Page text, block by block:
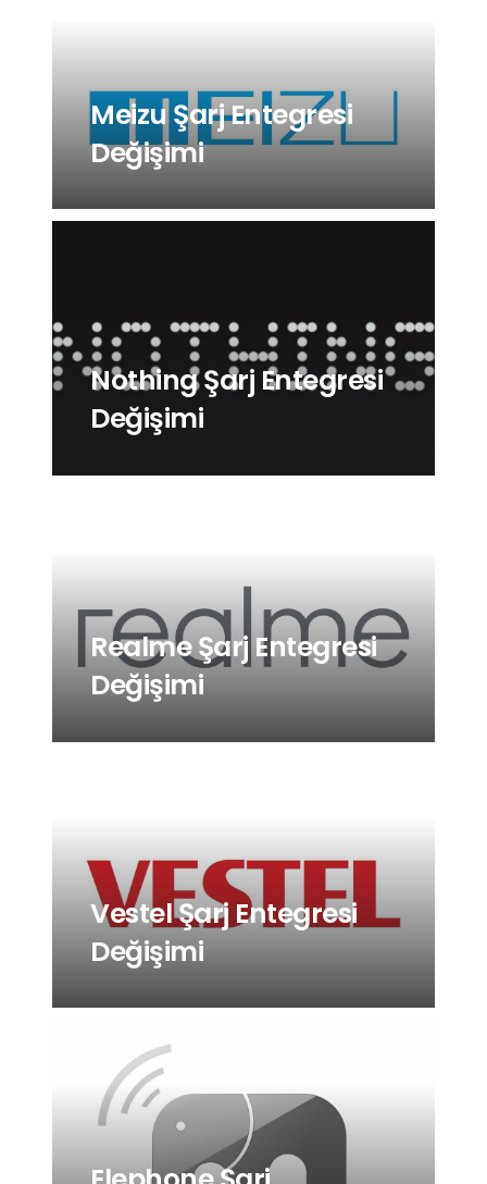
Meizu Şarj Entegresi
Değişimi
Nothing Şarj Entegresi
Değişimi
Realme Şarj Entegresi
Değişimi
Vestel Şarj Entegresi
Değişimi